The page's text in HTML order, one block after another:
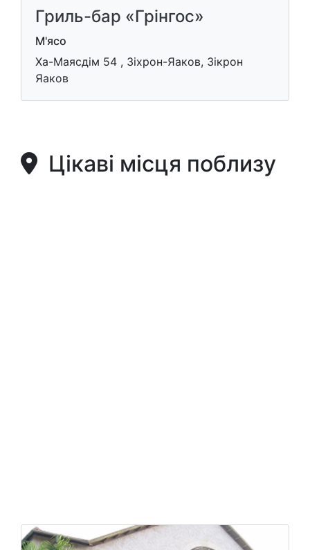
Гриль-бар «Грінгос»
М'ясо
Ха-Маясдім 54 , Зіхрон-Яаков, Зікрон
Яаков
Цікаві місця поблизу